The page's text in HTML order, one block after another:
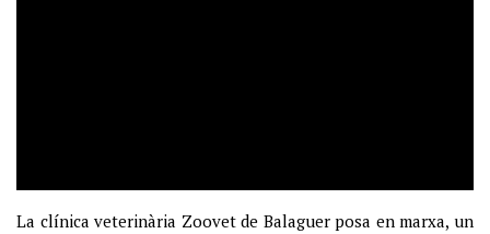
La clínica veterinària Zoovet de Balaguer posa en marxa, un